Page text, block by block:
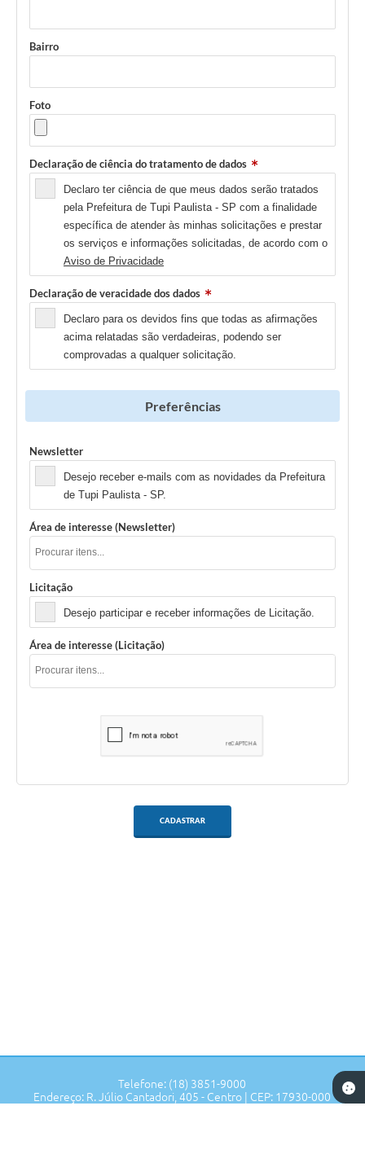
Bairro
Foto
Declaração de ciência do tratamento de dados
Declaro ter ciência de que meus dados serão tratados
pela Prefeitura de Tupi Paulista - SP com a finalidade
específica de atender às minhas solicitações e prestar
os serviços e informações solicitadas, de acordo com o
Aviso de Privacidade
Declaração de veracidade dos dados
Declaro para os devidos fins que todas as afirmações
acima relatadas são verdadeiras, podendo ser
comprovadas a qualquer solicitação.
Preferências
Newsletter
Desejo receber e-mails com as novidades da Prefeitura
de Tupi Paulista - SP.
Área de interesse (Newsletter)
Licitação
Desejo participar e receber informações de Licitação.
Área de interesse (Licitação)
CADASTRAR
Telefone: (18) 3851-9000
Endereço: R. Júlio Cantadori, 405 - Centro | CEP: 17930-000